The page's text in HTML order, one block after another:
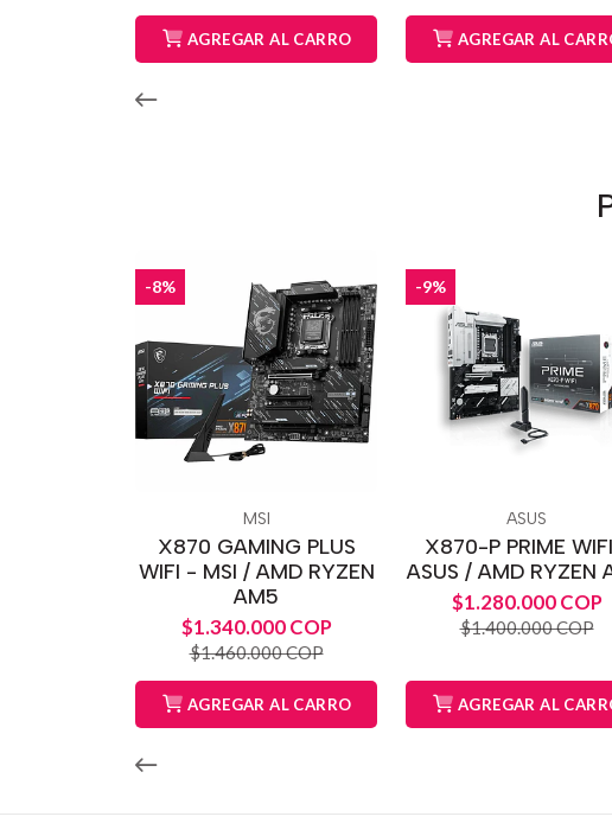
AGREGAR AL CARRO AGREGAR AL
-8%
MSI
X870 GAMING PLUS
WIFI - MSI / AMD RYZEN
AM5
$1.340.000 COP
$1.460.000 COP
AGREGAR AL CARRO
-9%
ASUS
X870-P PRIME
ASUS / AMD RYZEN
$1.280.000 COP
$1.400.000 COP
AGREGAR AL